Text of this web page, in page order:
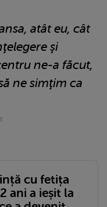
atât eu, cât
şi
ne-a făcut,
ne simţim ca
cu fetița
ani a ieșit la